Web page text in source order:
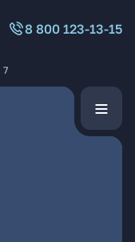
8 800 123-13-15
7